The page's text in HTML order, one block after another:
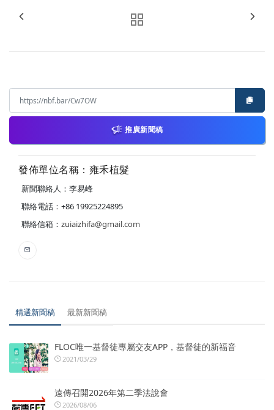
推廣新聞稿
發佈單位名稱：雍禾植髮
新聞聯絡人：李易峰
聯絡電話：+86 19925224895
聯絡信箱： zuiaizhifa@gmail.com
精選新聞稿 最新新聞稿
FLOC唯一基督徒專屬交友APP，基督徒的新福音
2021/03/29
遠傳召開2026年第二季法說會
2026/08/06